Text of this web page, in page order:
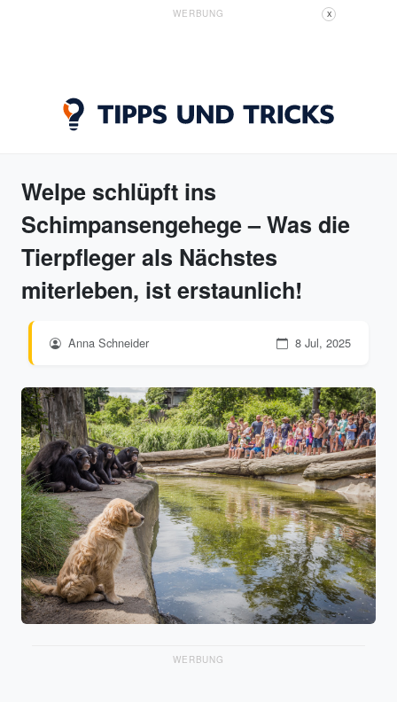
WERBUNG X
Welpe schlüpft ins
Schimpansengehege – Was die
Tierpfleger als Nächstes
miterleben, ist erstaunlich!
Anna Schneider 8 Jul, 2025
WERBUNG